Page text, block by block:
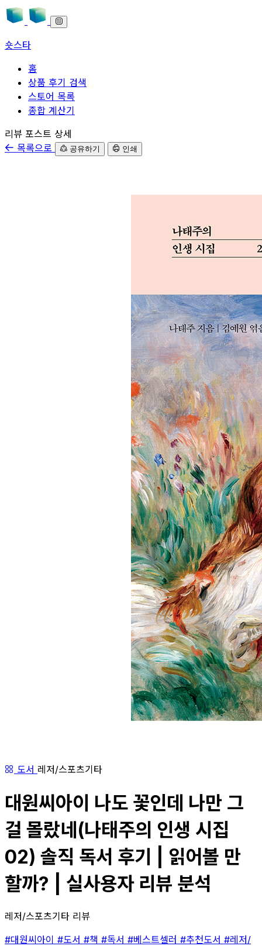
숏스타
홈
상품 후기 검색
스토어 목록
종합 계산기
본문으로 바로가기
리뷰 포스트 상세
목록으로
공유하기 인쇄
도서 레저/스포츠기타
대원씨아이 나도 꽃인데 나만 그
걸 몰랐네(나태주의 인생 시집
02) 솔직 독서 후기 | 읽어볼 만
할까? | 실사용자 리뷰 분석
레저/스포츠기타 리뷰
#대원씨아이 #도서 #책 #독서 #베스트셀러 #추천도서 #레저/